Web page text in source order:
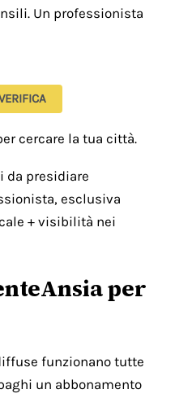
Un professionista
cercare la tua città.
da presidiare
esclusiva
+ visibilità nei
per
funzionano tutte
un abbonamento